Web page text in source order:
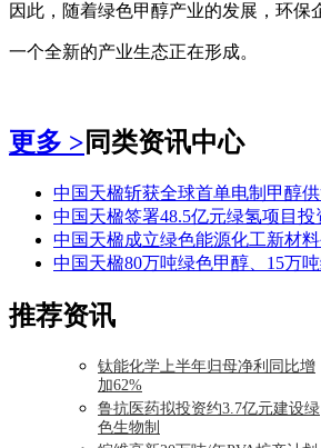
因此，随着绿色甲醇产业的发展，环保
一个全新的产业生态正在形成。
更多 >同类资讯中心
中国天楹斩获全球首单电制甲醇
中国天楹签署48.5亿元绿氢项目投
中国天楹成立绿色能源化工新材料
中国天楹80万吨绿色甲醇、15万
推荐资讯
钛能化学上半年归母净利同比增
加62%
鲁抗医药拟投资约3.7亿元建设绿
色生物制